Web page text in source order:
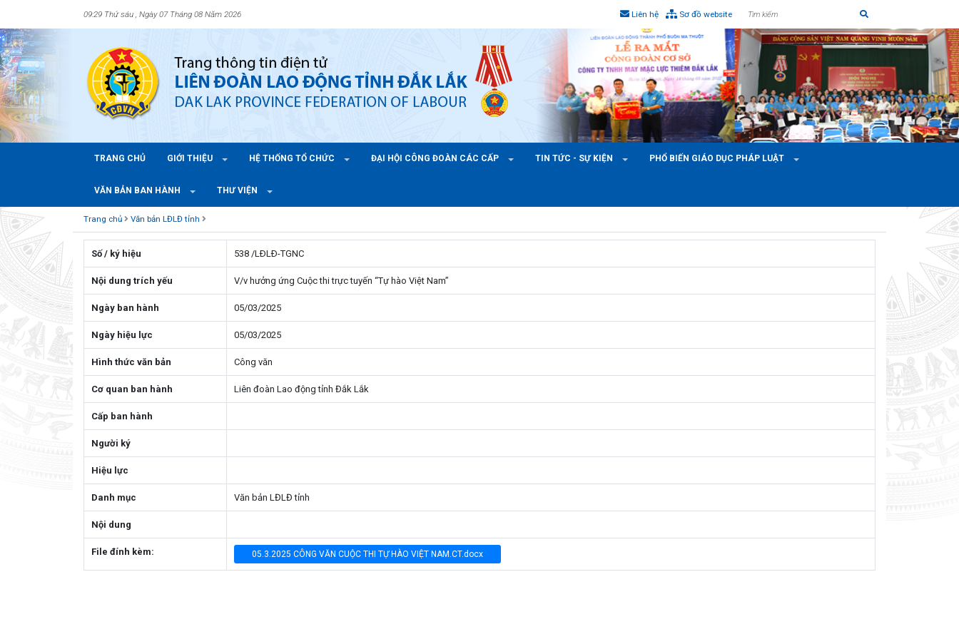
09:29 Thứ sáu , Ngày 07 Tháng 08 Năm 2026 Liên hệ Sơ đồ website
TRANG CHỦ GIỚI THIỆU HỆ THỐNG TỔ CHỨC ĐẠI HỘI CÔNG ĐOÀN CÁC CẤP TIN TỨC - SỰ KIỆN PHỔ BIẾN GIÁO DỤC PHÁP LUẬT
VĂN BẢN BAN HÀNH THƯ VIỆN
Trang chủ Văn bản LĐLĐ tỉnh
Số / ký hiệu 538 /LÐLÐ-TGNC
Nội dung trích yếu V/v hưởng ứng Cuộc thi trực tuyến “Tự hào Việt Nam”
Ngày ban hành 05/03/2025
Ngày hiệu lực 05/03/2025
Hình thức văn bản Công văn
Cơ quan ban hành Liên đoàn Lao động tỉnh Đắk Lắk
Cấp ban hành
Người ký
Hiệu lực
Danh mục Văn bản LĐLĐ tỉnh
Nội dung
File đính kèm: 05.3.2025 CÔNG VĂN CUỘC THI TỰ HÀO VIỆT NAM.CT.docx